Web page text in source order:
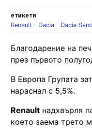
етикети
Renault
Dacia Dacia
Благодарение на
през първото
В Европа Групата
нараснал с 5,5%.
Renault надхвърля
което заема трето